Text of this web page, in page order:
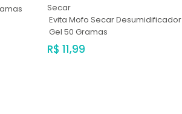
Secar
Evita Mofo Secar Desumidificador
Gel 50 Gramas
R$ 11,99